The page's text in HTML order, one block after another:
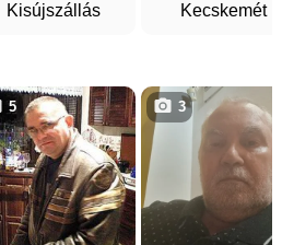
Kisújszállás
Kecskemét
5 3